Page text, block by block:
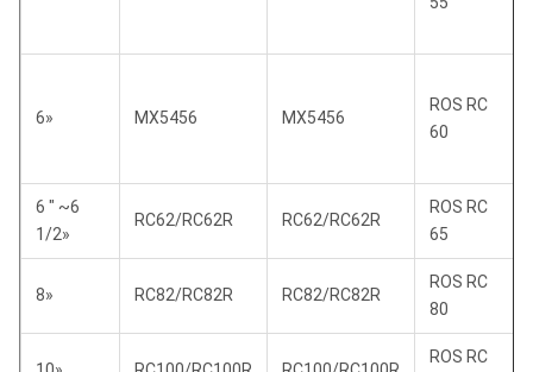
6» MX5456 MX5456
ROS RC
60
6 " ~6
1/2»
RC62/RC62R RC62/RC62R
ROS RC
65
8» RC82/RC82R RC82/RC82R
ROS RC
80
ROS RC